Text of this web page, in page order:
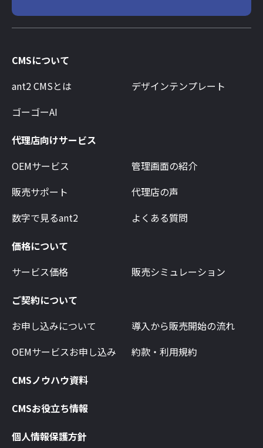
CMSについて
ant2 CMSとは
デザインテンプレート
ゴーゴーAI
代理店向けサービス
OEMサービス
管理画面の紹介
販売サポート
代理店の声
数字で見るant2
よくある質問
価格について
サービス価格
販売シミュレーション
ご契約について
お申し込みについて
導入から販売開始の流れ
OEMサービスお申し込み
約款・利用規約
CMSノウハウ資料
CMSお役立ち情報
個人情報保護方針